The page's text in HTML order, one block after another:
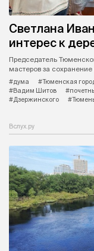
Светлана
интерес к
Председатель
мастеров за сохранение
#дума
#Тюменская
#Вадим Шитов
#Дзержинского
Вслух.ру